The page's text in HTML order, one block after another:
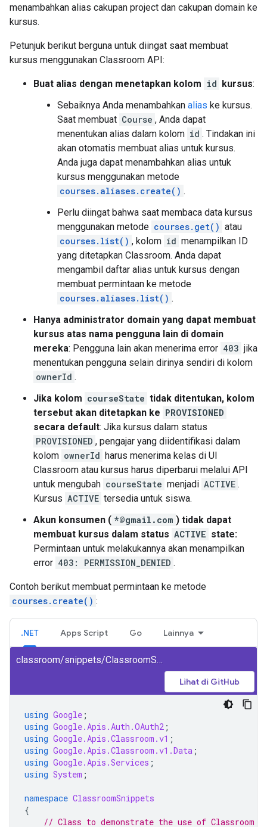
menambahkan alias cakupan project dan cakupan domain ke
kursus.
Petunjuk berikut berguna untuk diingat saat membuat
kursus menggunakan Classroom API:
Buat alias dengan menetapkan kolom id kursus:
Sebaiknya Anda menambahkan alias ke kursus.
Saat membuat Course , Anda dapat
menentukan alias dalam kolom id . Tindakan ini
akan otomatis membuat alias untuk kursus.
Anda juga dapat menambahkan alias untuk
kursus menggunakan metode
courses.aliases.create() .
Perlu diingat bahwa saat membaca data kursus
menggunakan metode courses.get() atau
courses.list() , kolom id menampilkan ID
yang ditetapkan Classroom. Anda dapat
mengambil daftar alias untuk kursus dengan
membuat permintaan ke metode
courses.aliases.list() .
Hanya administrator domain yang dapat membuat
kursus atas nama pengguna lain di domain
mereka: Pengguna lain akan menerima error 403 jika
menentukan pengguna selain dirinya sendiri di kolom
ownerId .
Jika kolom courseState tidak ditentukan, kolom
tersebut akan ditetapkan ke PROVISIONED
secara default: Jika kursus dalam status
PROVISIONED , pengajar yang diidentifikasi dalam
kolom ownerId harus menerima kelas di UI
Classroom atau kursus harus diperbarui melalui API
untuk mengubah courseState menjadi ACTIVE .
Kursus ACTIVE tersedia untuk siswa.
Akun konsumen ( *@gmail.com ) tidak dapat
membuat kursus dalam status ACTIVE state:
Permintaan untuk melakukannya akan menampilkan
error 403: PERMISSION_DENIED .
Contoh berikut membuat permintaan ke metode
courses.create() :
.NET Apps Script Go Lainnya
classroom/snippets/ClassroomSnippets/CreateCourse.cs
Lihat di GitHub
using Google ;
using Google.Apis.Auth.OAuth2 ;
using Google.Apis.Classroom.v1 ;
using Google.Apis.Classroom.v1.Data ;
using Google.Apis.Services ;
using System ;
namespace ClassroomSnippets
{
// Class to demonstrate the use of Classroom